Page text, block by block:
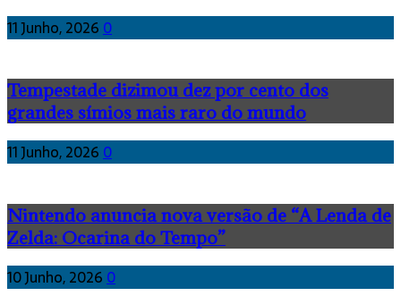
11 Junho, 2026 0
Tempestade dizimou dez por cento dos
grandes símios mais raro do mundo
11 Junho, 2026 0
Nintendo anuncia nova versão de “A Lenda de
Zelda: Ocarina do Tempo”
10 Junho, 2026 0